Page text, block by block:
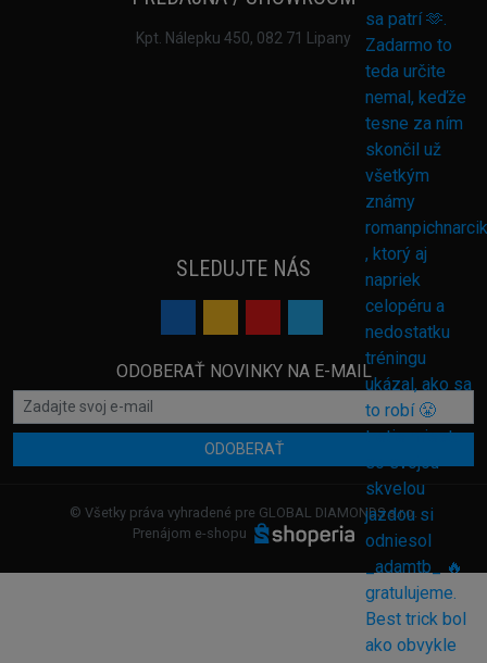
Kpt. Nálepku 450, 082 71 Lipany
SLEDUJTE NÁS
ODOBERAŤ NOVINKY NA E-MAIL
ODOBERAŤ
© Všetky práva vyhradené pre GLOBAL DIAMONDS s.r.o.
Prenájom e-shopu